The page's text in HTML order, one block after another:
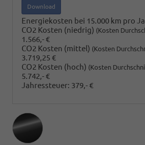
Download
Energiekosten bei 15.000 km pro
CO2 Kosten (niedrig) (Kosten
1.566,- €
CO2 Kosten (mittel) (Kosten
3.719,25 €
CO2 Kosten (hoch) (Kosten
5.742,- €
Jahressteuer: 379,- €